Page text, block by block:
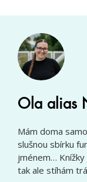
Ola alias
Mám doma
slušnou sbírku
jménem…
tak ale stíhám